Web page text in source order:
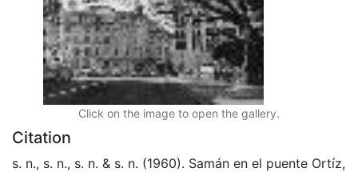
Click on the image to open the gallery.
Citation
s. n., s. n., s. n. & s. n. (1960). Samán en el puente Ortíz,